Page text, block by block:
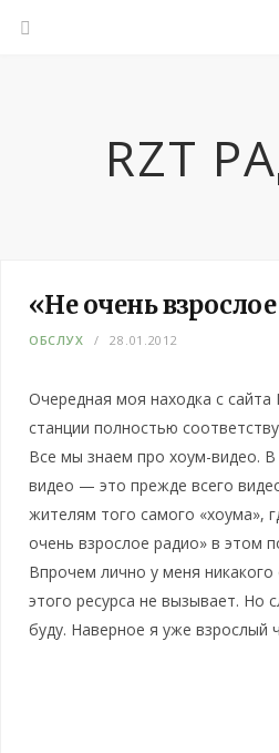
RZT
«Не очень
ОБСЛУХ 28.01.2012
Очередная моя находка с
станции полностью
Все мы знаем про хоум-видео.
видео — это прежде всего
жителям того самого «хоума»,
очень взрослое радио» в этом
Впрочем лично у меня
этого ресурса не вызывает. Но
буду. Наверное я уже взрослый